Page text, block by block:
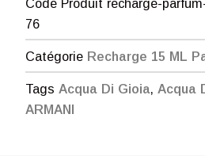
Code Produit recharge-
76
Catégorie Recharge 15 ML
Tags Acqua Di Gioia, Acqua
ARMANI